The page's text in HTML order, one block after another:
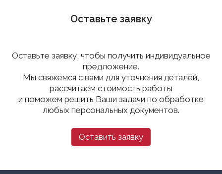
Оставьте заявку
Оставьте заявку, чтобы получить индивидуальное
предложение.
Мы свяжемся с вами для уточнения деталей,
рассчитаем стоимость работы
и поможем решить Ваши задачи по обработке
любых персональных документов.
Оставить заявку